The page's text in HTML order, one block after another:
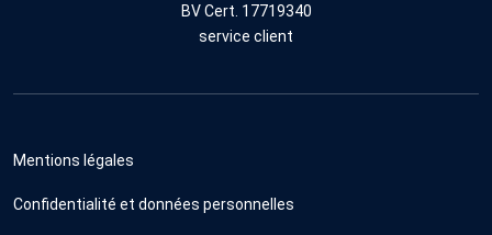
BV Cert. 17719340
service client
Mentions légales
Confidentialité et données personnelles